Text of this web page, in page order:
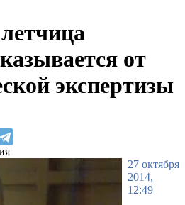
от
экспертизы
27 октября
2014,
12:49